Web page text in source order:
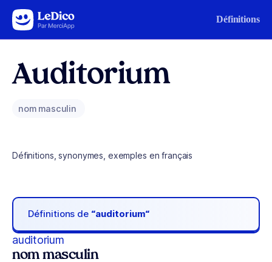
Aller au contenu Définitions
Auditorium
nom masculin
Définitions, synonymes, exemples en français
Définitions de “auditorium“
auditorium
nom masculin